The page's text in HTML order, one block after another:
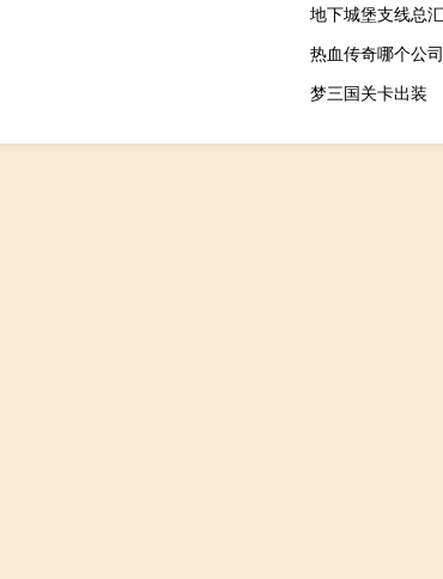
地下城堡支线总汇
热血传奇哪个公司
梦三国关卡出装